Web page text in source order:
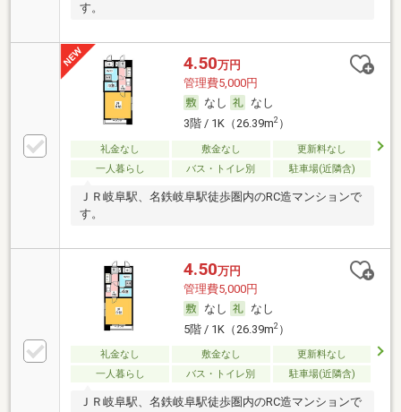
す。
4.50万円
管理費5,000円
なし
なし
3階 / 1K（26.39m2）
礼金なし 敷金なし
更新料なし
一人暮らし
バス・トイレ別 駐車場(近隣含)
ＪＲ岐阜駅、名鉄岐阜駅徒歩圏内のRC造マンションで
す。
4.50万円
管理費5,000円
なし
なし
5階 / 1K（26.39m2）
礼金なし 敷金なし
更新料なし
一人暮らし
バス・トイレ別 駐車場(近隣含)
ＪＲ岐阜駅、名鉄岐阜駅徒歩圏内のRC造マンションで